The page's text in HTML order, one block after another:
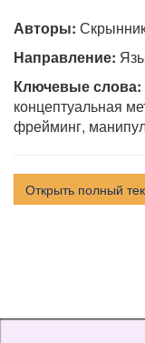
Авторы:
Направление:
Ключевые слова:
концептуальная
фрейминг,
Открыть полный